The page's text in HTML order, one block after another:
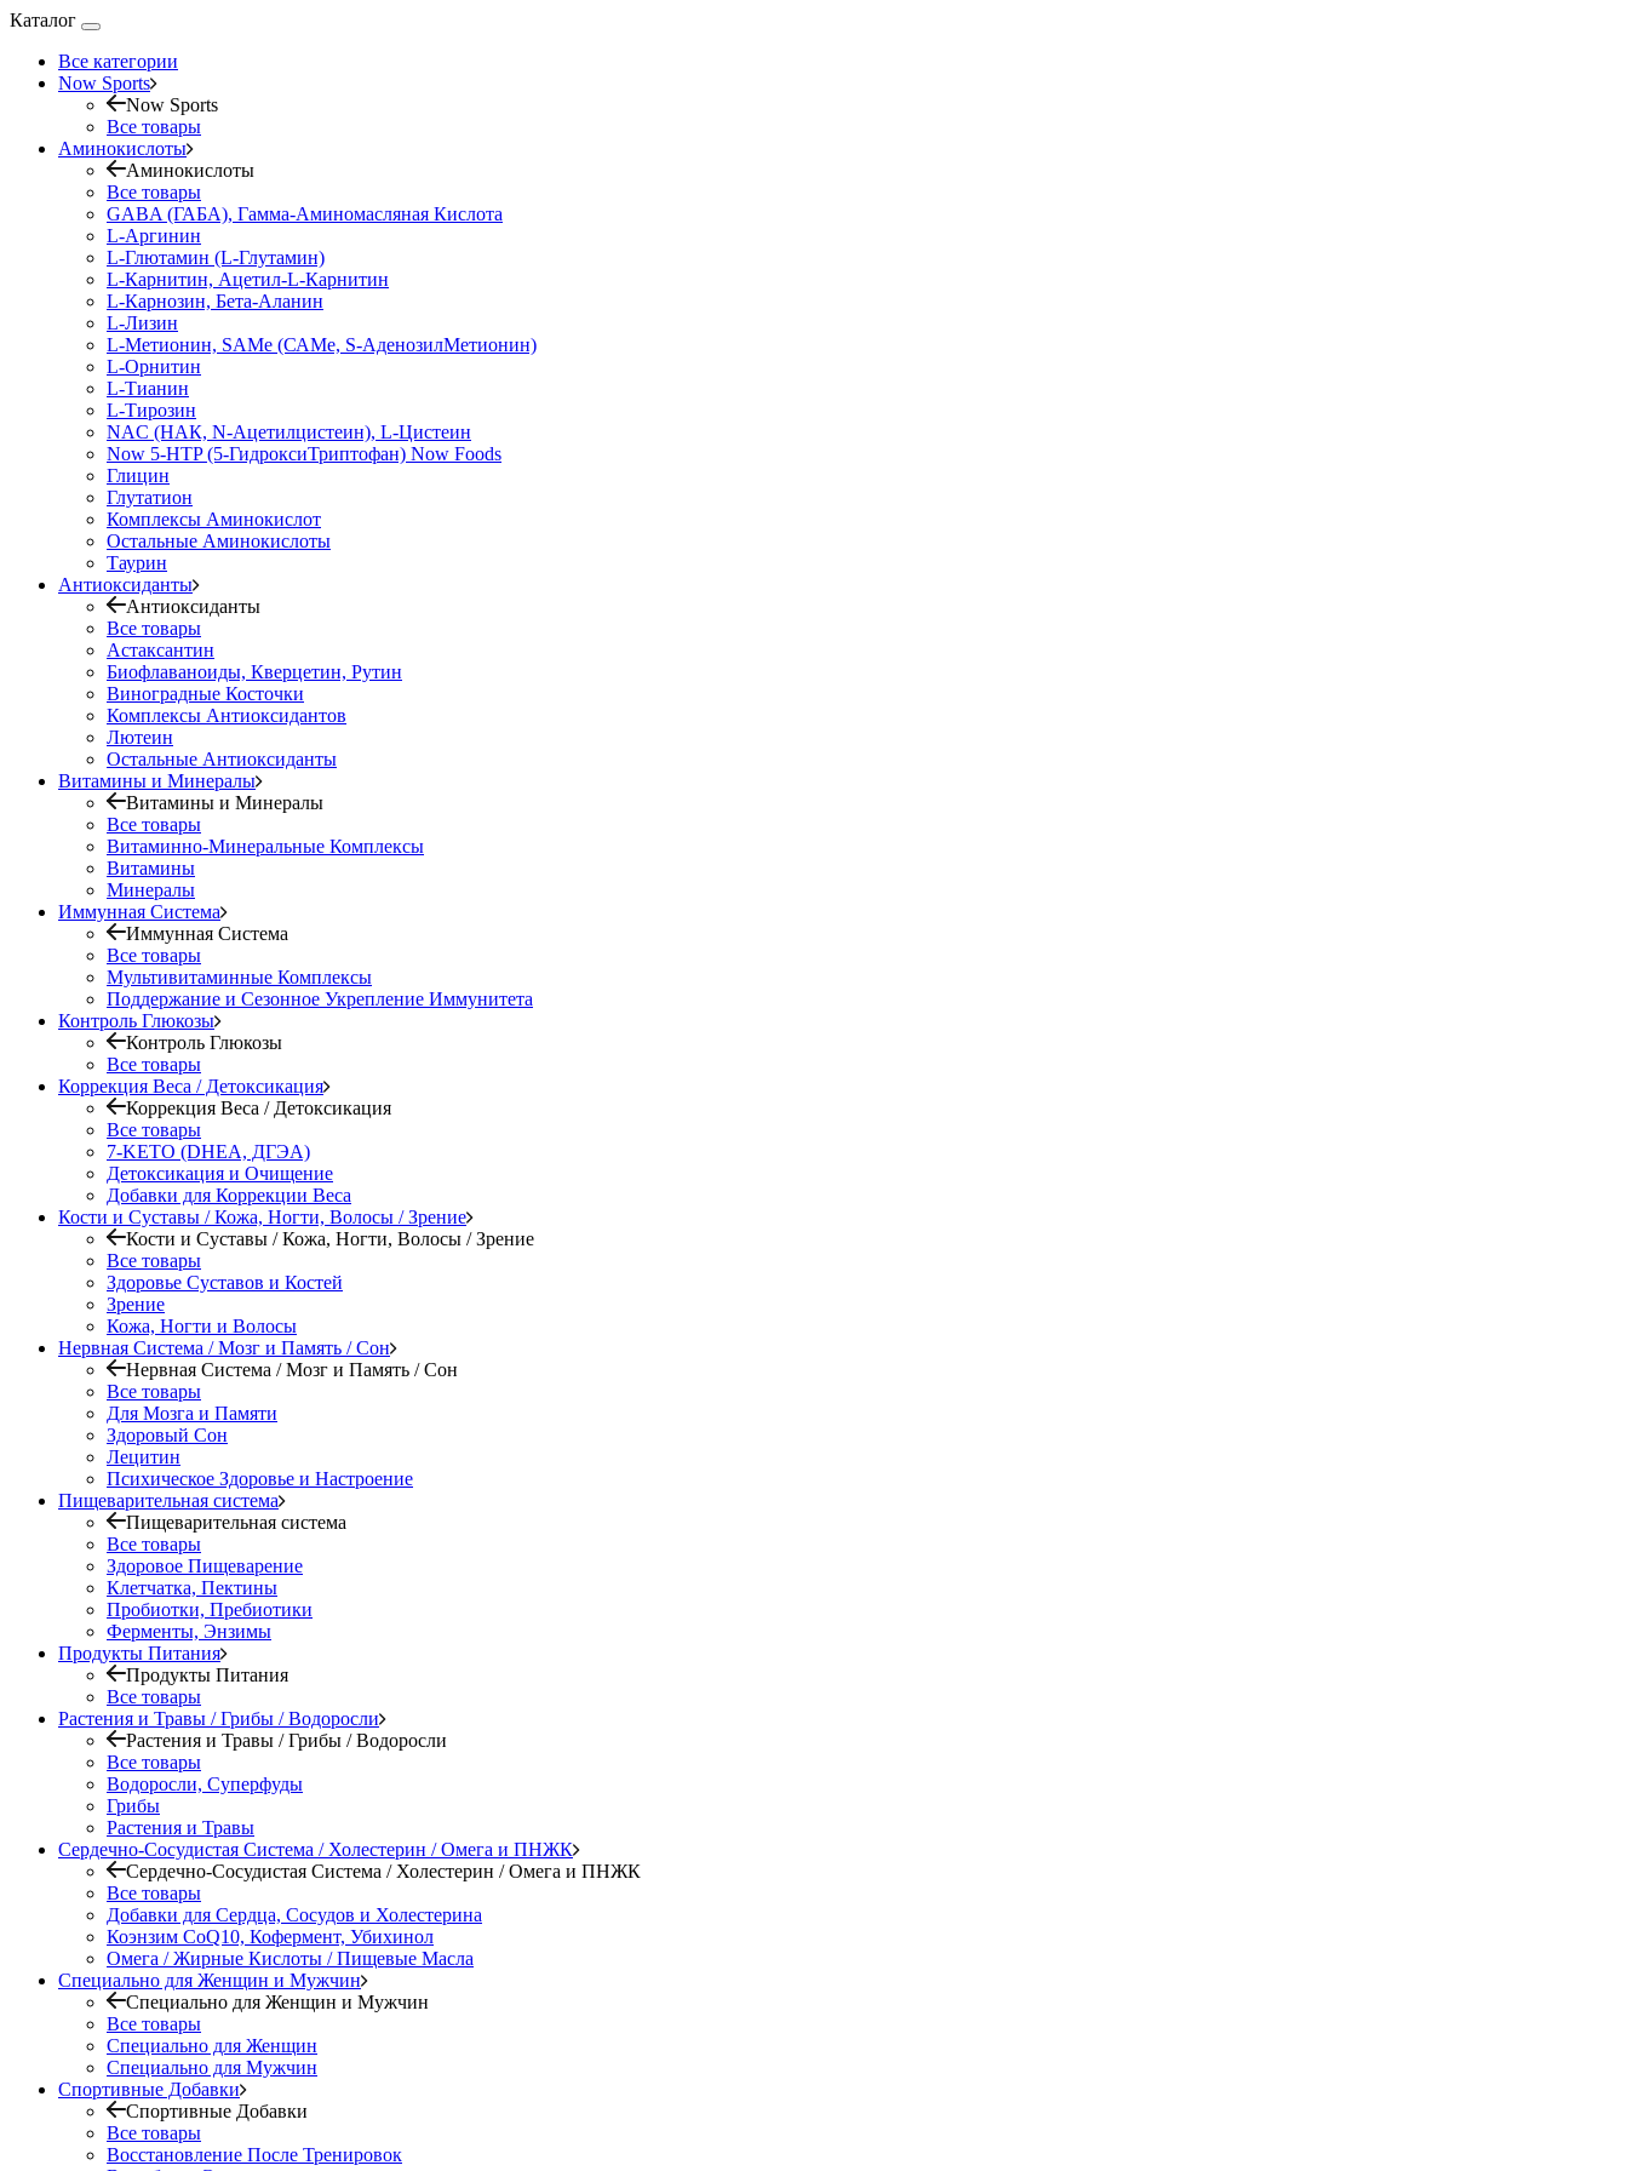
Каталог
Все категории
Now Sports
Now Sports
Все товары
Аминокислоты
Аминокислоты
Все товары
GABA (ГАБА), Гамма-Аминомасляная Кислота
L-Аргинин
L-Глютамин (L-Глутамин)
L-Карнитин, Ацетил-L-Карнитин
L-Карнозин, Бета-Аланин
L-Лизин
L-Метионин, SAMe (САМе, S-АденозилМетионин)
L-Орнитин
L-Тианин
L-Тирозин
NAC (НАК, N-Ацетилцистеин), L-Цистеин
Now 5-HTP (5-ГидроксиТриптофан) Now Foods
Глицин
Глутатион
Комплексы Аминокислот
Остальные Аминокислоты
Таурин
Антиоксиданты
Антиоксиданты
Все товары
Астаксантин
Биофлаваноиды, Кверцетин, Рутин
Виноградные Косточки
Комплексы Антиоксидантов
Лютеин
Остальные Антиоксиданты
Витамины и Минералы
Витамины и Минералы
Все товары
Витаминно-Минеральные Комплексы
Витамины
Минералы
Иммунная Система
Иммунная Система
Все товары
Мультивитаминные Комплексы
Поддержание и Сезонное Укрепление Иммунитета
Контроль Глюкозы
Контроль Глюкозы
Все товары
Коррекция Веса / Детоксикация
Коррекция Веса / Детоксикация
Все товары
7-KETO (DHEA, ДГЭА)
Детоксикация и Очищение
Добавки для Коррекции Веса
Кости и Суставы / Кожа, Ногти, Волосы / Зрение
Кости и Суставы / Кожа, Ногти, Волосы / Зрение
Все товары
Здоровье Суставов и Костей
Зрение
Кожа, Ногти и Волосы
Нервная Система / Мозг и Память / Сон
Нервная Система / Мозг и Память / Сон
Все товары
Для Мозга и Памяти
Здоровый Сон
Лецитин
Психическое Здоровье и Настроение
Пищеварительная система
Пищеварительная система
Все товары
Здоровое Пищеварение
Клетчатка, Пектины
Пробиотки, Пребиотики
Ферменты, Энзимы
Продукты Питания
Продукты Питания
Все товары
Растения и Травы / Грибы / Водоросли
Растения и Травы / Грибы / Водоросли
Все товары
Водоросли, Суперфуды
Грибы
Растения и Травы
Сердечно-Сосудистая Система / Холестерин / Омега и ПНЖК
Сердечно-Сосудистая Система / Холестерин / Омега и ПНЖК
Все товары
Добавки для Сердца, Сосудов и Холестерина
Коэнзим CoQ10, Кофермент, Убихинол
Омега / Жирные Кислоты / Пищевые Масла
Специально для Женщин и Мужчин
Специально для Женщин и Мужчин
Все товары
Специально для Женщин
Специально для Мужчин
Спортивные Добавки
Спортивные Добавки
Все товары
Восстановление После Тренировок